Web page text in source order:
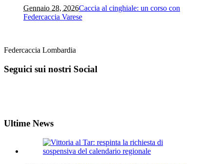
Gennaio 28, 2026Caccia al cinghiale: un corso con
Federcaccia Varese
Federcaccia Lombardia
Seguici sui nostri Social
Ultime News